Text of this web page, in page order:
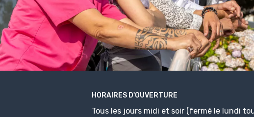
HORAIRES D'OUVERTURE
Tous les jours midi et soir (fermé le lundi